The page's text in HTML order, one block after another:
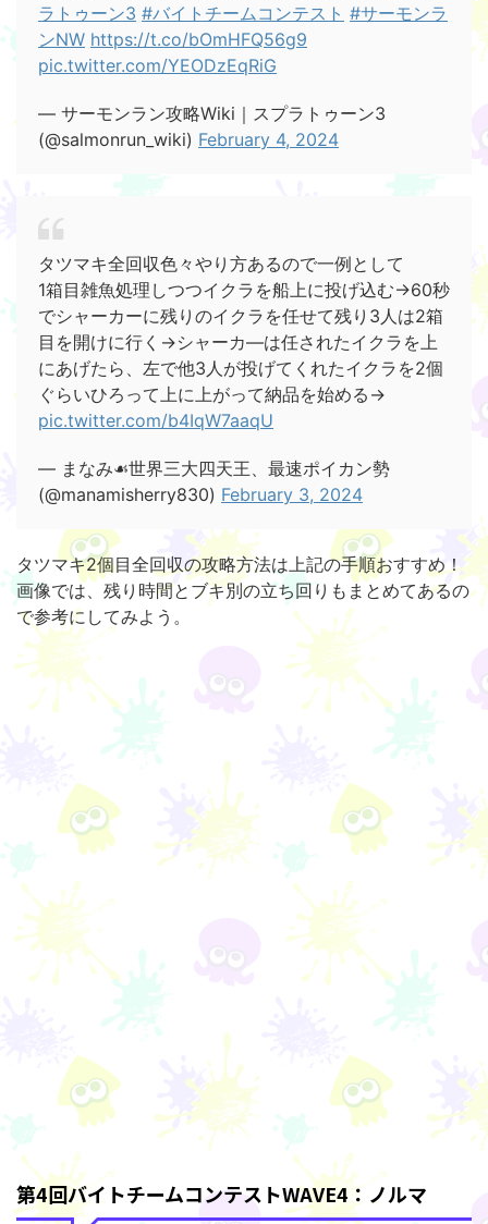
ラトゥーン3 #バイトチームコンテスト #サーモンラ
ンNW https://t.co/bOmHFQ56g9
pic.twitter.com/YEODzEqRiG
— サーモンラン攻略Wiki｜スプラトゥーン3
(@salmonrun_wiki) February 4, 2024
タツマキ全回収色々やり方あるので一例として
1箱目雑魚処理しつつイクラを船上に投げ込む→60秒
でシャーカーに残りのイクラを任せて残り3人は2箱
目を開けに行く→シャーカ―は任されたイクラを上
にあげたら、左で他3人が投げてくれたイクラを2個
ぐらいひろって上に上がって納品を始める→
pic.twitter.com/b4IqW7aaqU
— まなみ☙世界三大四天王、最速ポイカン勢
(@manamisherry830) February 3, 2024
タツマキ2個目全回収の攻略方法は上記の手順おすすめ！
画像では、残り時間とブキ別の立ち回りもまとめてあるの
で参考にしてみよう。
第4回バイトチームコンテストWAVE4：ノルマ